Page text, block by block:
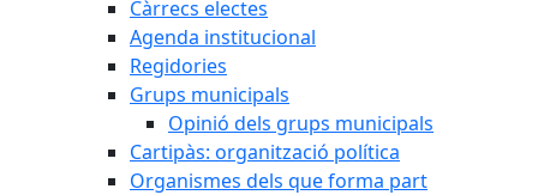
Càrrecs electes
Agenda institucional
Regidories
Grups municipals
Opinió dels grups municipals
Cartipàs: organització política
Organismes dels que forma part